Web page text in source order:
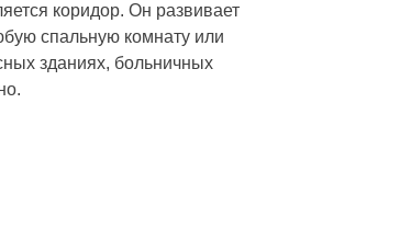
коридор. Он развивает
спальную комнату или
зданиях, больничных